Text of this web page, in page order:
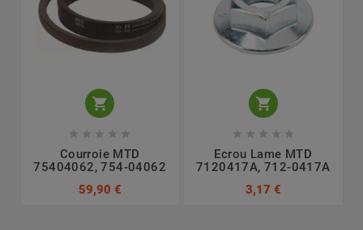

    
Courroie MTD
75404062, 754-04062
59,90 €

    
Ecrou Lame MTD
7120417A, 712-0417A
3,17 €